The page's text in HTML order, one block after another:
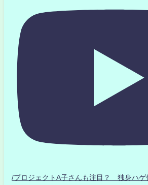
/プロジェクトA子さんも注目？ 独身ハゲ